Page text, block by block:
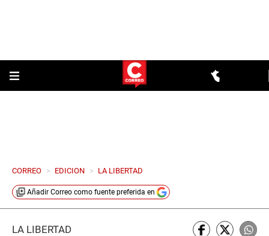
CORREO > EDICION > LA LIBERTAD
Añadir Correo como fuente preferida en
LA LIBERTAD